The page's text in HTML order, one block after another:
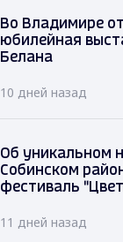
Во Владимире
юбилейная
Белана
10 дней назад
Об уникальном
Собинском
фестиваль
11 дней назад